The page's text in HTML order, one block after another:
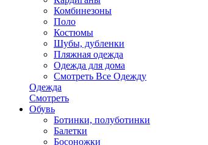
Комбинезоны
Поло
Костюмы
Шубы, дубленки
Пляжная одежда
Одежда для дома
Смотреть Все Одежду
Одежда
Смотреть
Обувь
Ботинки, полуботинки
Балетки
Босоножки